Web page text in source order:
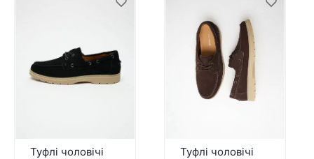
Туфлі чоловічі
Туфлі чоловічі